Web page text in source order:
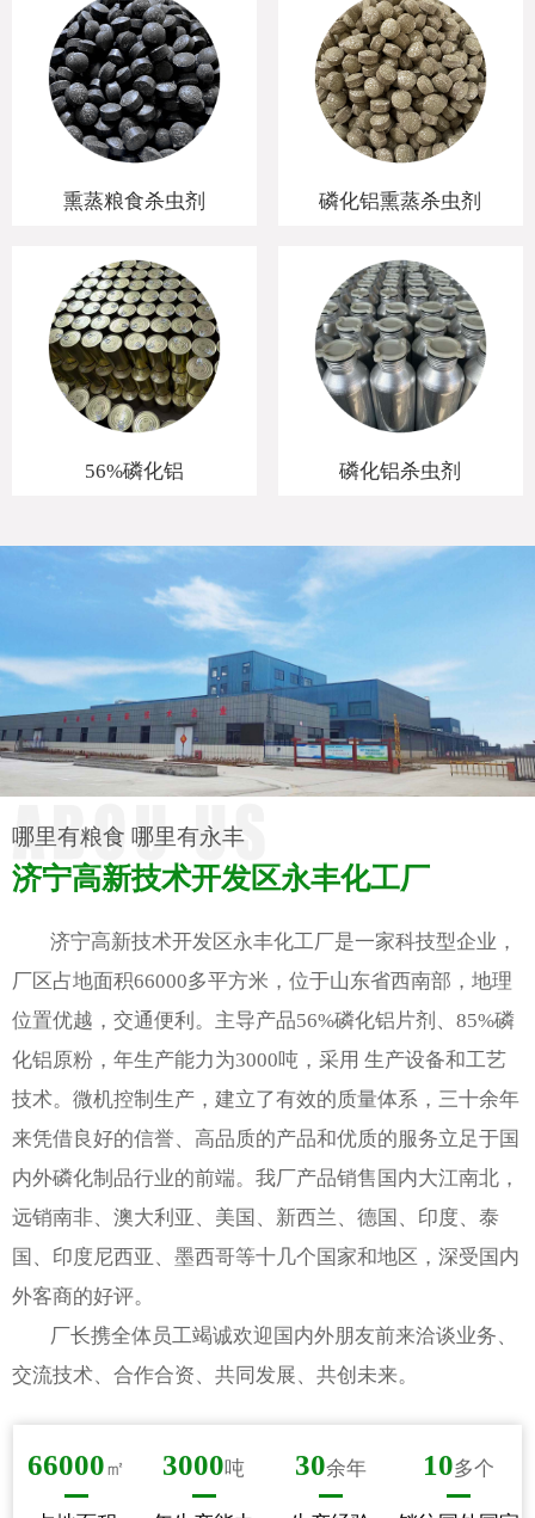
熏蒸粮食杀虫剂 磷化铝熏蒸杀虫剂
56%磷化铝 磷化铝杀虫剂
哪里有粮食 哪里有永丰
济宁高新技术开发区永丰化工厂
济宁高新技术开发区永丰化工厂是一家科技型企业，
厂区占地面积66000多平方米，位于山东省西南部，地理
位置优越，交通便利。主导产品56%磷化铝片剂、85%磷
化铝原粉，年生产能力为3000吨，采用 生产设备和工艺
技术。微机控制生产，建立了有效的质量体系，三十余年
来凭借良好的信誉、高品质的产品和优质的服务立足于国
内外磷化制品行业的前端。我厂产品销售国内大江南北，
远销南非、澳大利亚、美国、新西兰、德国、印度、泰
国、印度尼西亚、墨西哥等十几个国家和地区，深受国内
外客商的好评。
厂长携全体员工竭诚欢迎国内外朋友前来洽谈业务、
交流技术、合作合资、共同发展、共创未来。
66000㎡ 3000吨 30余年 10多个